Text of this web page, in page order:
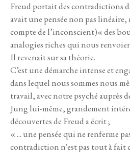
Freud portait des contradictions
avait une pensée non pas
compte de l’inconscient)« des
analogies riches qui nous
Il revenait sur sa théorie.
C’est une démarche intense et
dans lequel nous sommes nous
travail, avec notre psyché auprès
Jung lui-même, grandement
découvertes de Freud a écrit ;
« ... une pensée qui ne renferme
contradiction n'est pas tout à fait